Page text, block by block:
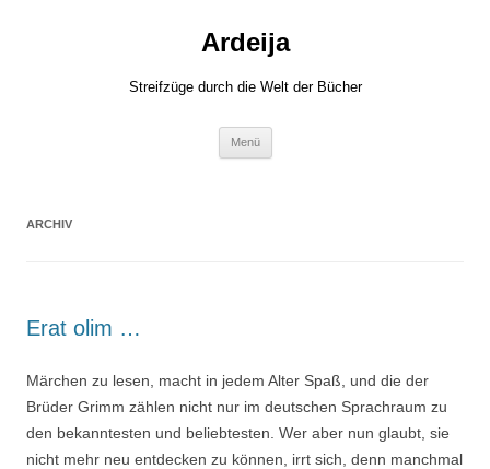
Ardeija
Streifzüge durch die Welt der Bücher
Menü
ARCHIV
Erat olim …
Märchen zu lesen, macht in jedem Alter Spaß, und die der
Brüder Grimm zählen nicht nur im deutschen Sprachraum zu
den bekanntesten und beliebtesten. Wer aber nun glaubt, sie
nicht mehr neu entdecken zu können, irrt sich, denn manchmal